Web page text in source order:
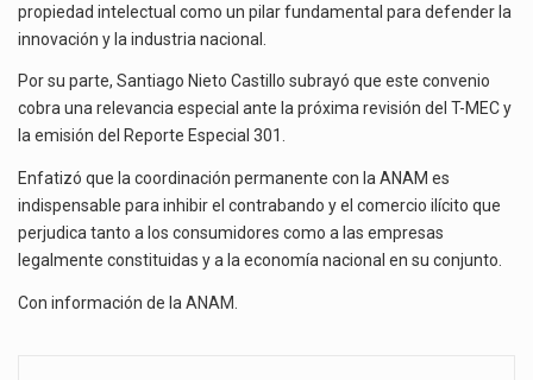
propiedad intelectual como un pilar fundamental para defender la
innovación y la industria nacional.
Por su parte, Santiago Nieto Castillo subrayó que este convenio
cobra una relevancia especial ante la próxima revisión del T-MEC y
la emisión del Reporte Especial 301.
Enfatizó que la coordinación permanente con la ANAM es
indispensable para inhibir el contrabando y el comercio ilícito que
perjudica tanto a los consumidores como a las empresas
legalmente constituidas y a la economía nacional en su conjunto.
Con información de la ANAM